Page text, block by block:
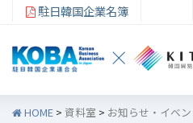
駐日韓国企業名簿
HOME > 資料室 > お知らせ・イベン